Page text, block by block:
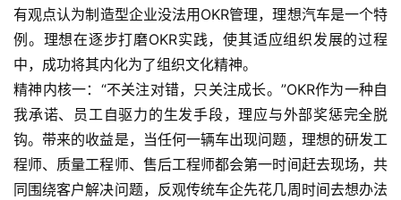
有观点认为制造型企业没法用OKR管理，理想汽车是一个特
例。理想在逐步打磨OKR实践，使其适应组织发展的过程
中，成功将其内化为了组织文化精神。
精神内核一：“不关注对错，只关注成长。”OKR作为一种自
我承诺、员工自驱力的生发手段，理应与外部奖惩完全脱
钩。带来的收益是，当任何一辆车出现问题，理想的研发工
程师、质量工程师、售后工程师都会第一时间赶去现场，共
同围绕客户解决问题，反观传统车企先花几周时间去想办法